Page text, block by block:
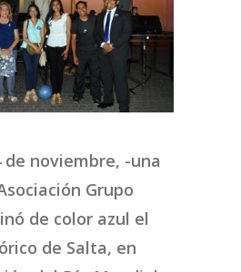
de noviembre, -una
Grupo
de color azul el
de Salta, en